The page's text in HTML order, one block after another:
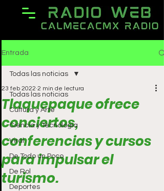
Entrada
Todas las noticias
Cultura y Arte
Ciencia y Tecnología
Viral
De Todo un Poco
De Rol
Deportes
Todas las noticias
Tlaquepaque ofrece
conciertos,
conferencias y cursos
para impulsar el
turismo.
23 feb 2022 2 min de lectura